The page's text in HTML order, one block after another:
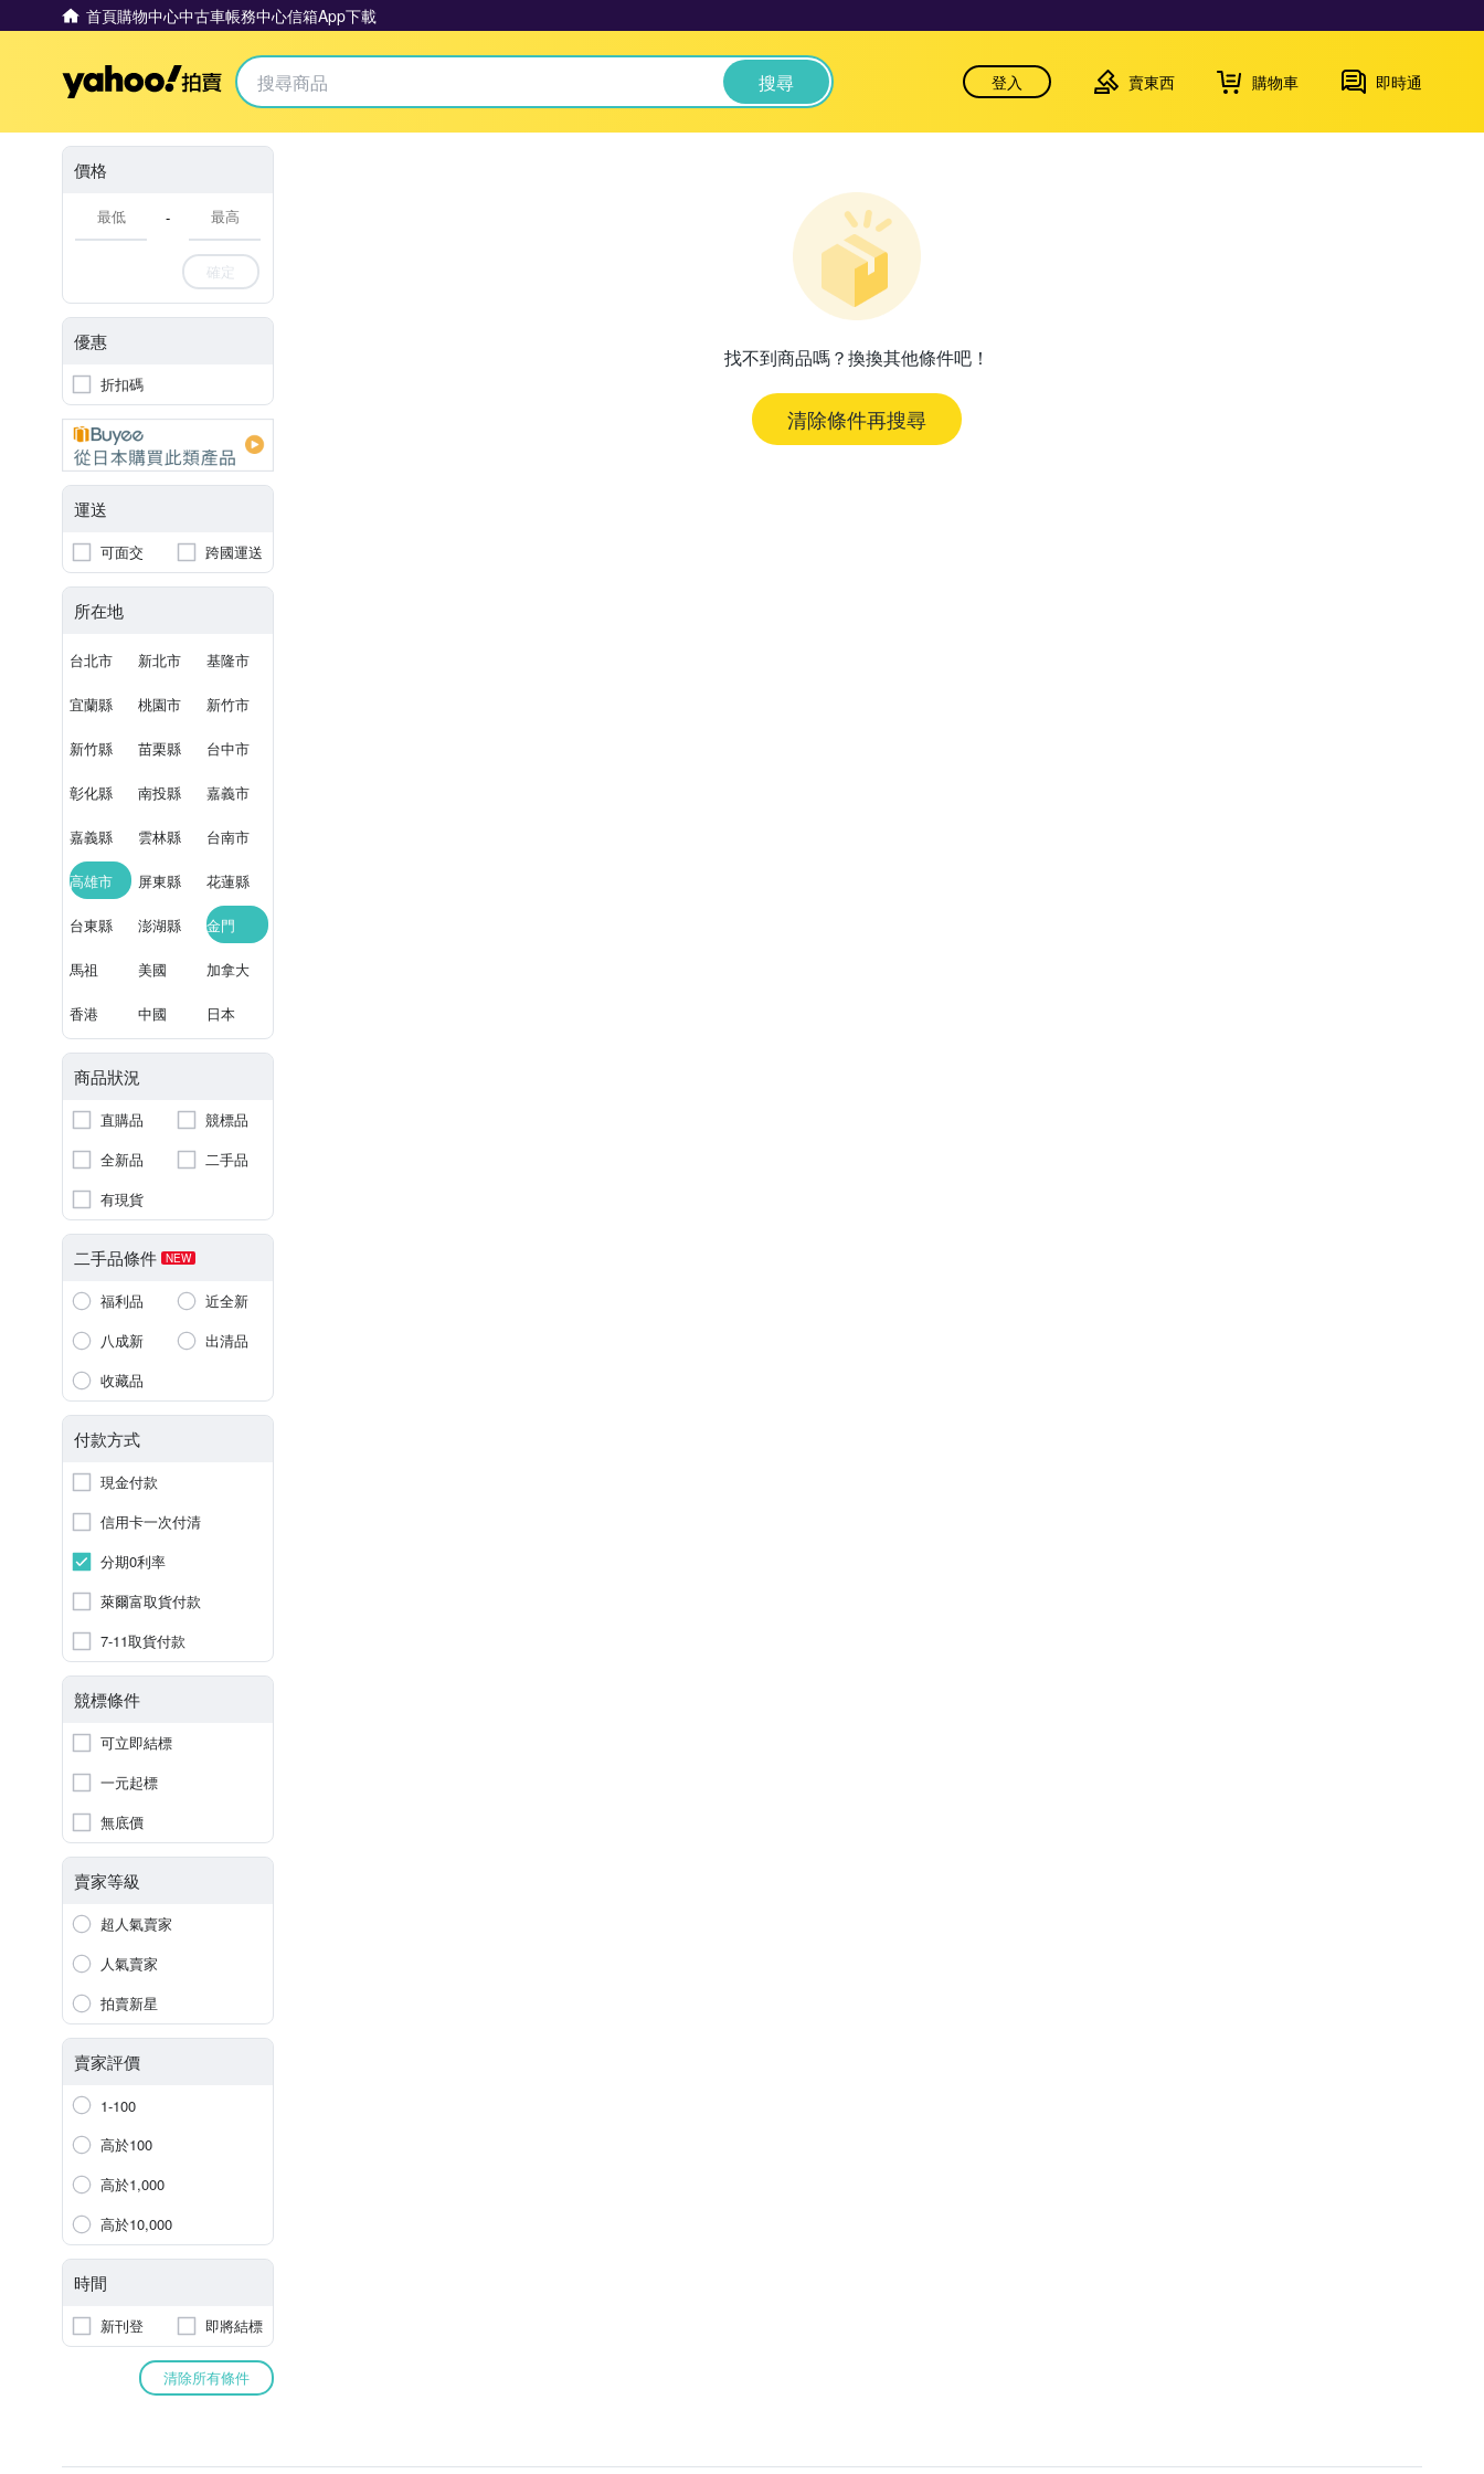
首頁購物中心中古車帳務中心信箱App下載
Yahoo拍賣 搜尋 登入 賣東西 購物車 即時通
價格
-
確定
優惠
折扣碼
運送
可面交 跨國運送
所在地
台北市 新北市 基隆市
宜蘭縣 桃園市 新竹市
新竹縣 苗栗縣 台中市
彰化縣 南投縣 嘉義市
嘉義縣 雲林縣 台南市
高雄市 屏東縣 花蓮縣
台東縣 澎湖縣 金門
馬祖 美國 加拿大
香港 中國 日本
商品狀況
直購品
競標品
全新品
二手品
有現貨
二手品條件 NEW
福利品
近全新
八成新
出清品
收藏品
付款方式
現金付款
信用卡一次付清
分期0利率
萊爾富取貨付款
7-11取貨付款
競標條件
可立即結標
一元起標
無底價
賣家等級
超人氣賣家
人氣賣家
拍賣新星
賣家評價
1-100
高於100
高於1,000
高於10,000
時間
新刊登 即將結標
清除所有條件
找不到商品嗎？換換其他條件吧！
清除條件再搜尋